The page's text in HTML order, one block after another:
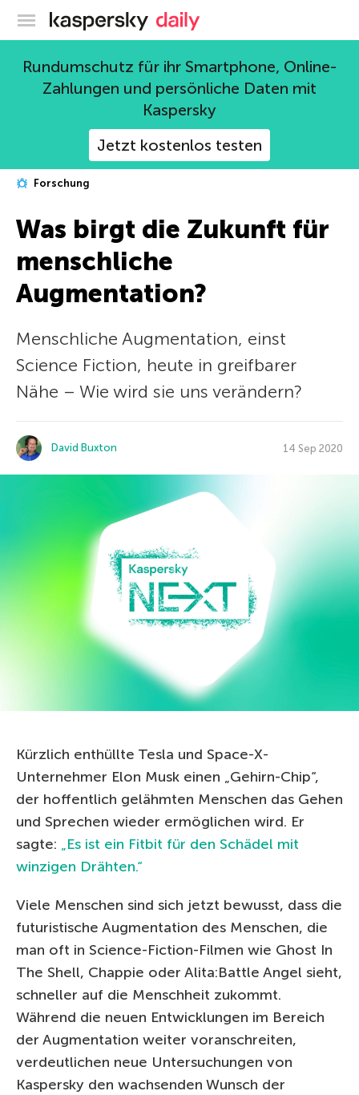
Offizieller Blog von Kaspersky
Rundumschutz für ihr Smartphone, Online-
Zahlungen und persönliche Daten mit
Kaspersky
Jetzt kostenlos testen
Forschung
Was birgt die Zukunft für
menschliche
Augmentation?
Menschliche Augmentation, einst
Science Fiction, heute in greifbarer
Nähe – Wie wird sie uns verändern?
David Buxton 14 Sep 2020
Kürzlich enthüllte Tesla und Space-X-
Unternehmer Elon Musk einen „Gehirn-Chip“,
der hoffentlich gelähmten Menschen das Gehen
und Sprechen wieder ermöglichen wird. Er
sagte: „Es ist ein Fitbit für den Schädel mit
winzigen Drähten.“
Viele Menschen sind sich jetzt bewusst, dass die
futuristische Augmentation des Menschen, die
man oft in Science-Fiction-Filmen wie Ghost In
The Shell, Chappie oder Alita:Battle Angel sieht,
schneller auf die Menschheit zukommt.
Während die neuen Entwicklungen im Bereich
der Augmentation weiter voranschreiten,
verdeutlichen neue Untersuchungen von
Kaspersky den wachsenden Wunsch der